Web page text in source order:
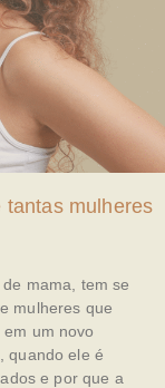
tantas mulheres
mama, tem se
mulheres que
um novo
quando ele é
e por que a